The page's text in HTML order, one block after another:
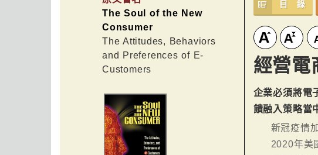
The Soul of the New
Consumer
The Attitudes, Behaviors
and Preferences of E-
Customers
目 錄
經營電
企業必須將電
饋融入策略當
新冠疫情
2020年美